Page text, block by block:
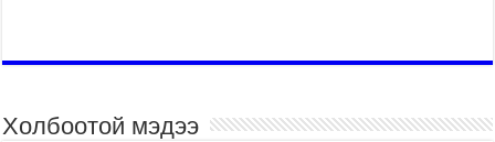
Холбоотой мэдээ